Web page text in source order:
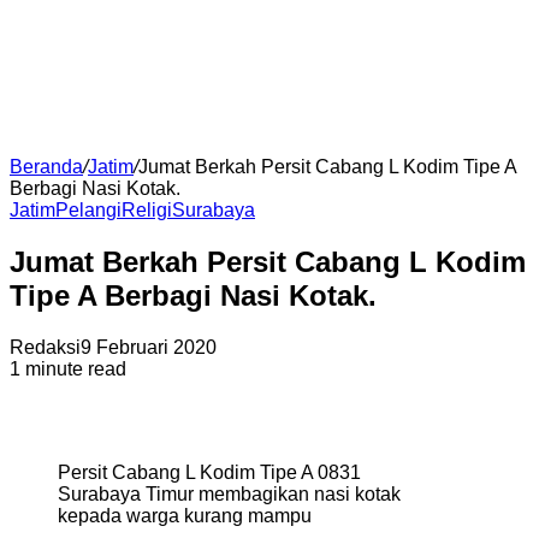
Beranda/Jatim/Jumat Berkah Persit Cabang L Kodim Tipe A
Berbagi Nasi Kotak.
JatimPelangiReligiSurabaya
Jumat Berkah Persit Cabang L Kodim
Tipe A Berbagi Nasi Kotak.
Redaksi9 Februari 2020
1 minute read
Persit Cabang L Kodim Tipe A 0831
Surabaya Timur membagikan nasi kotak
kepada warga kurang mampu